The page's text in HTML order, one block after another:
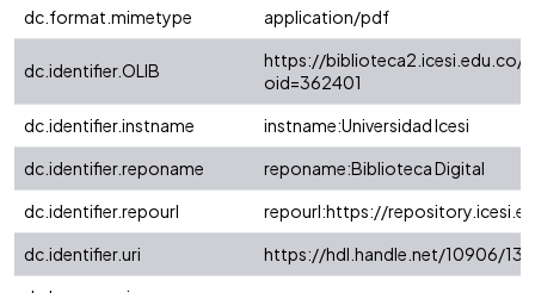
dc.format.mimetype
application/pdf
dc.identifier.OLIB
https://biblioteca2.icesi.edu.co/
oid=362401
dc.identifier.instname
instname:Universidad Icesi
dc.identifier.reponame
reponame:Biblioteca Digital
dc.identifier.repourl
repourl:https://
dc.identifier.uri
https://hdl.handle.net/10906/